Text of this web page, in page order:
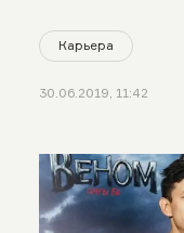
Карьера
30.06.2019, 11:42